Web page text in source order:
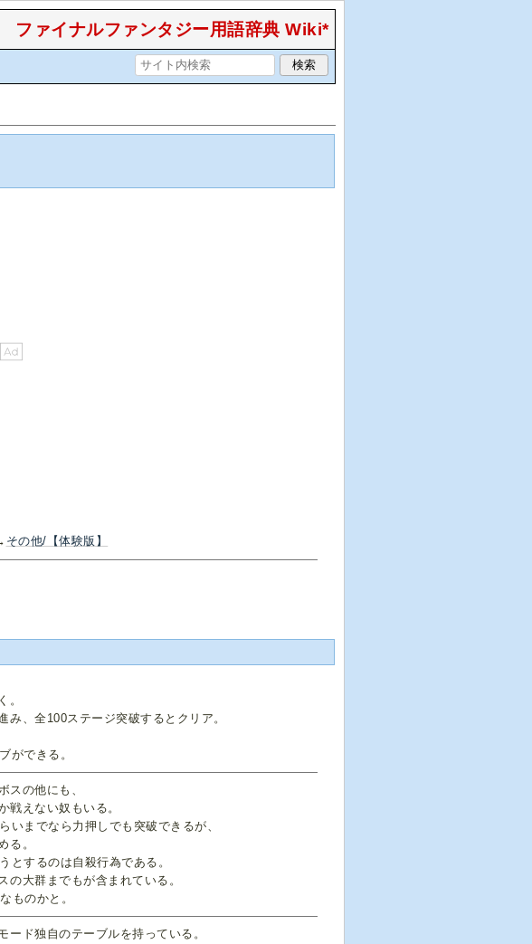
ファイナルファンタジー用語辞典 Wiki*
その他/【体験版】
。
、全100ステージ突破するとクリア。
ができる。
スの他にも、
戦えない奴もいる。
いまでなら力押しでも突破できるが、
る。
とするのは自殺行為である。
大群までもが含まれている。
ものかと。
ド独自のテーブルを持っている。